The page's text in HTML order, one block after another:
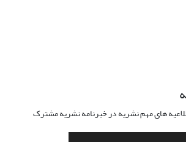
های مهم نشریه در خبرنامه نشریه مشترک